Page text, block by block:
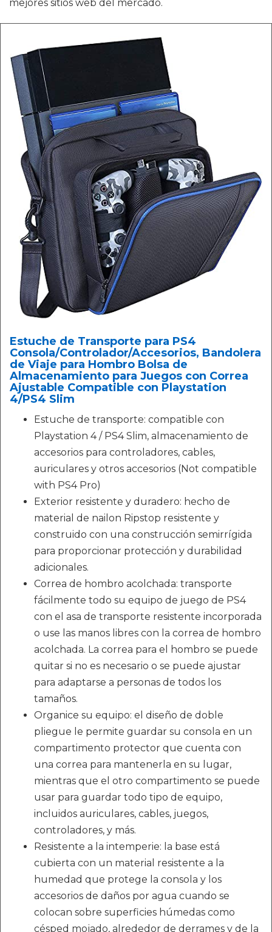
mejores sitios web del mercado.
Estuche de Transporte para PS4
Consola/Controlador/Accesorios, Bandolera
de Viaje para Hombro Bolsa de
Almacenamiento para Juegos con Correa
Ajustable Compatible con Playstation
4/PS4 Slim
Estuche de transporte: compatible con
Playstation 4 / PS4 Slim, almacenamiento de
accesorios para controladores, cables,
auriculares y otros accesorios (Not compatible
with PS4 Pro)
Exterior resistente y duradero: hecho de
material de nailon Ripstop resistente y
construido con una construcción semirrígida
para proporcionar protección y durabilidad
adicionales.
Correa de hombro acolchada: transporte
fácilmente todo su equipo de juego de PS4
con el asa de transporte resistente incorporada
o use las manos libres con la correa de hombro
acolchada. La correa para el hombro se puede
quitar si no es necesario o se puede ajustar
para adaptarse a personas de todos los
tamaños.
Organice su equipo: el diseño de doble
pliegue le permite guardar su consola en un
compartimento protector que cuenta con
una correa para mantenerla en su lugar,
mientras que el otro compartimento se puede
usar para guardar todo tipo de equipo,
incluidos auriculares, cables, juegos,
controladores, y más.
Resistente a la intemperie: la base está
cubierta con un material resistente a la
humedad que protege la consola y los
accesorios de daños por agua cuando se
colocan sobre superficies húmedas como
césped mojado, alrededor de derrames y de la